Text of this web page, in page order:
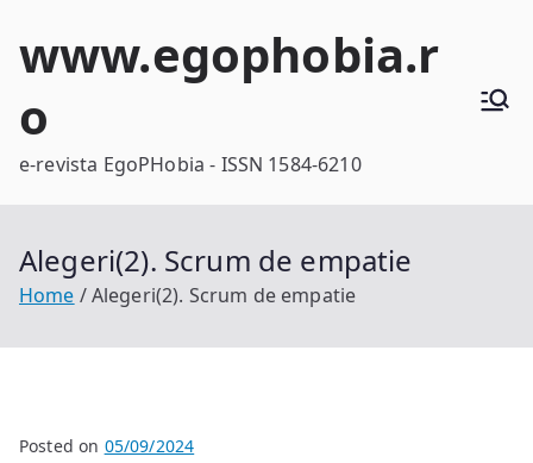
www.egophobia.r
o
e-revista EgoPHobia - ISSN 1584-6210
Alegeri(2). Scrum de empatie
Home Alegeri(2). Scrum de empatie
Posted on 05/09/2024